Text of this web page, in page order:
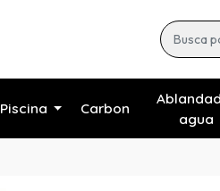
Piscina Carbon
agua